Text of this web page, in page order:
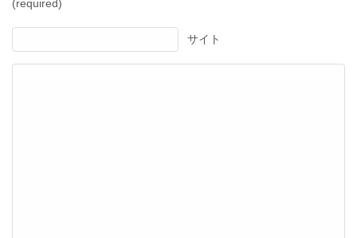
(required)
サイト